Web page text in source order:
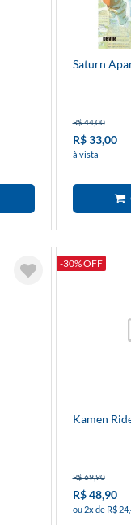
Saturn
R$ 44,00
R$ 33,00
à vista
-30% OFF
Kamen
R$ 69,90
R$ 48,90
ou 2x de R$